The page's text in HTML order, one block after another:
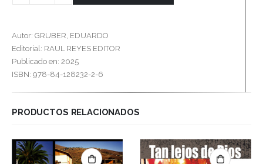
Autor: GRUBER, EDUARDO
Editorial: RAUL REYES EDITOR
Publicado en: 2025
ISBN: 978-84-128232-2-6
PRODUCTOS RELACIONADOS